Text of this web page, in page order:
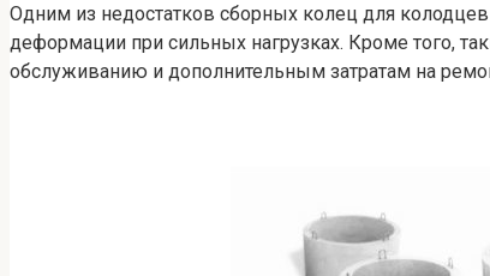
Одним из недостатков сборных колец для
деформации при сильных нагрузках. Кроме того,
обслуживанию и дополнительным затратам на